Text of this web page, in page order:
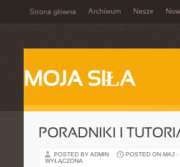
Strona główna Archiwum Nasze
MOJA SIŁA
PORADNIKI I
POSTED BY ADMIN POSTED ON MAJ -
WYŁĄCZONA